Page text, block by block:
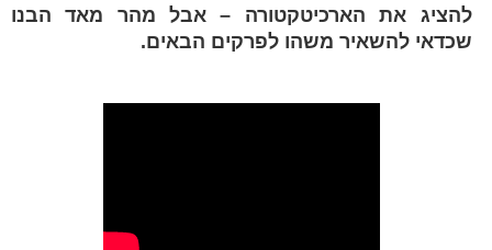
להציג את הארכיטקטורה – אבל מהר מאד הבנו
שכדאי להשאיר משהו לפרקים הבאים.